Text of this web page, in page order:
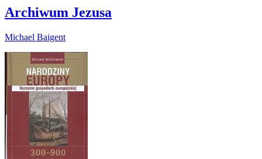
Archiwum Jezusa
Michael Baigent